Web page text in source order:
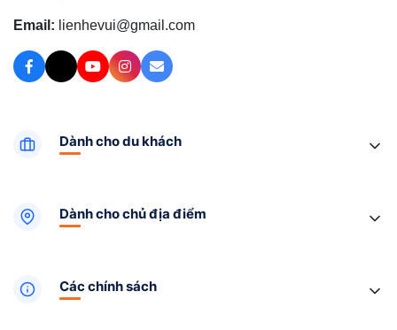
Email: lienhevui@gmail.com
Dành cho du khách
Dành cho chủ địa điểm
Các chính sách